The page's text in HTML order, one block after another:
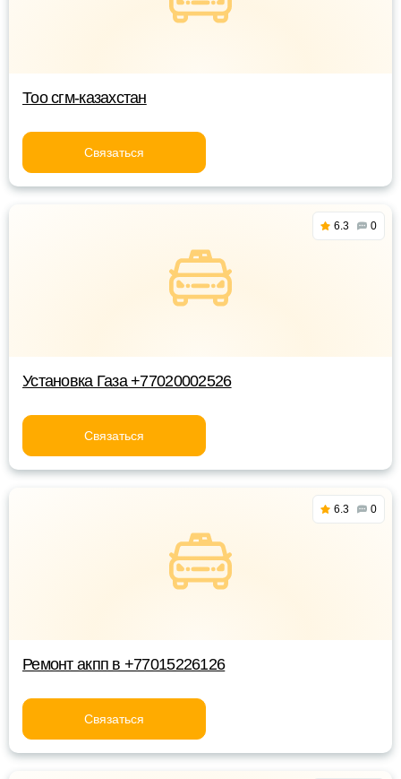
Тоо сгм-казахстан
Связаться
6.3 0
Установка Газа +77020002526
Связаться
6.3 0
Ремонт акпп в +77015226126
Связаться